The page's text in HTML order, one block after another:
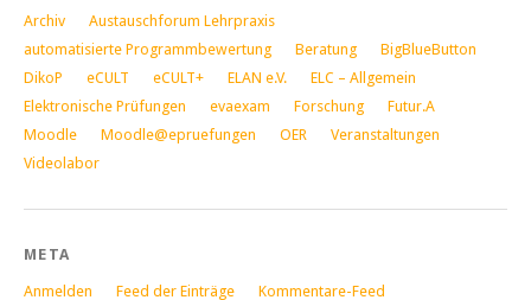
Archiv
Austauschforum Lehrpraxis
automatisierte Programmbewertung
Beratung
BigBlueButton
DikoP
eCULT eCULT+ ELAN e.V.
ELC – Allgemein
Elektronische Prüfungen
evaexam Forschung
Futur.A
Moodle
Moodle@epruefungen OER
Veranstaltungen
Videolabor
META
Anmelden Feed der Einträge Kommentare-Feed